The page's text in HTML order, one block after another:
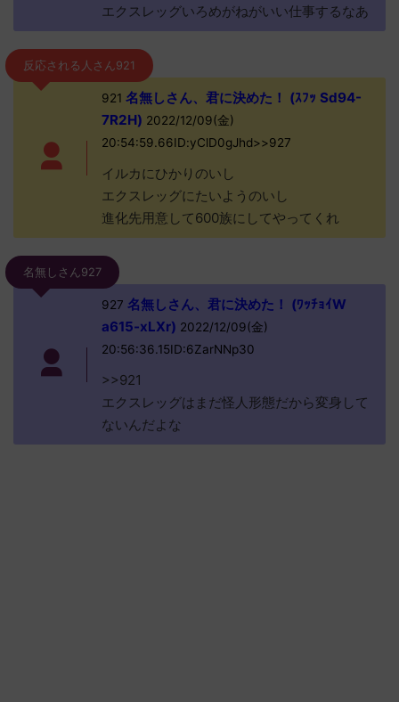
エクスレッグいろめがねがいい仕事するなあ
反応される人さん921
921 名無しさん、君に決めた！ (ｽﾌｯ Sd94-
7R2H) 2022/12/09(金)
20:54:59.66ID:yClD0gJhd>>927
イルカにひかりのいし
エクスレッグにたいようのいし
進化先用意して600族にしてやってくれ
名無しさん927
927 名無しさん、君に決めた！ (ﾜｯﾁｮｲW
a615-xLXr) 2022/12/09(金)
20:56:36.15ID:6ZarNNp30
>>921
エクスレッグはまだ怪人形態だから変身して
ないんだよな